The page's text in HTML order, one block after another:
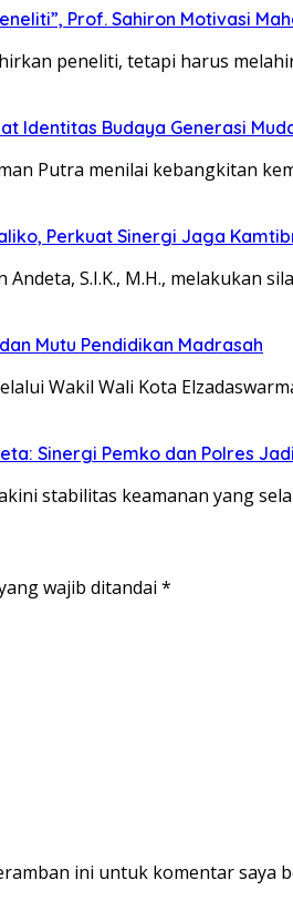
Prof. Sahiron Motivasi
peneliti, tetapi harus
Identitas Budaya Generasi
Putra menilai kebangkitan
Perkuat Sinergi Jaga
Andeta, S.I.K., M.H.,
Mutu Pendidikan Madrasah
Wakil Wali Kota
Sinergi Pemko dan Polres
stabilitas keamanan yang
wajib ditandai *
ini untuk komentar saya